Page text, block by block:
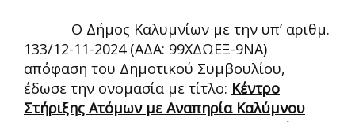
Ο Δήμος Καλυμνίων με την υπ’ αριθμ.
133/12-11-2024 (ΑΔΑ: 99ΧΔΩΕΞ-9ΝΑ)
απόφαση του Δημοτικού Συμβουλίου,
έδωσε την ονομασία με τίτλο: Κέντρο
Στήριξης Ατόμων με Αναπηρία Καλύμνου